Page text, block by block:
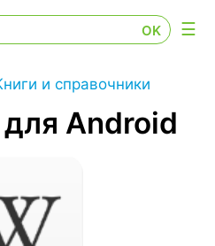
и справочники
Android